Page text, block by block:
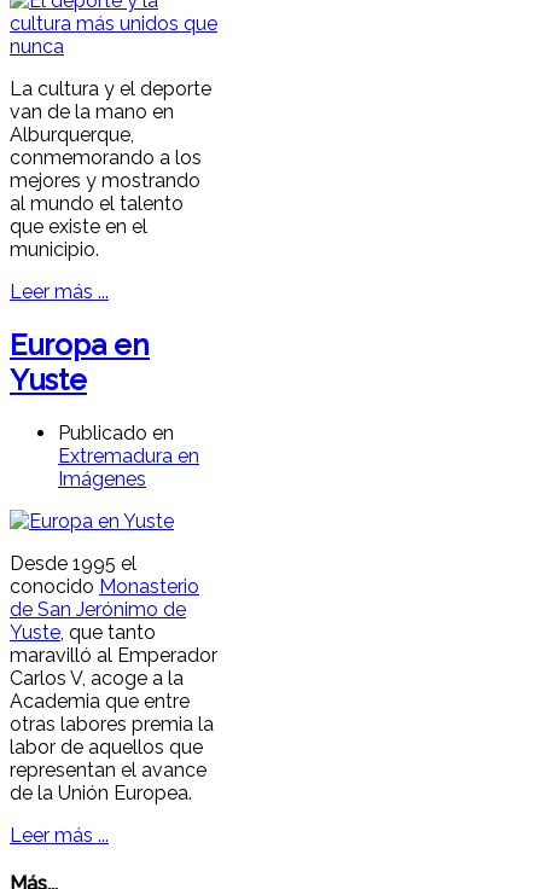
La cultura y el deporte
van de la mano en
Alburquerque,
conmemorando a los
mejores y mostrando
al mundo el talento
que existe en el
municipio.
Leer más ...
Europa en
Yuste
Publicado en
Extremadura en
Imágenes
Desde 1995 el
conocido Monasterio
de San Jerónimo de
Yuste, que tanto
maravilló al Emperador
Carlos V, acoge a la
Academia que entre
otras labores premia la
labor de aquellos que
representan el avance
de la Unión Europea.
Leer más ...
Más...